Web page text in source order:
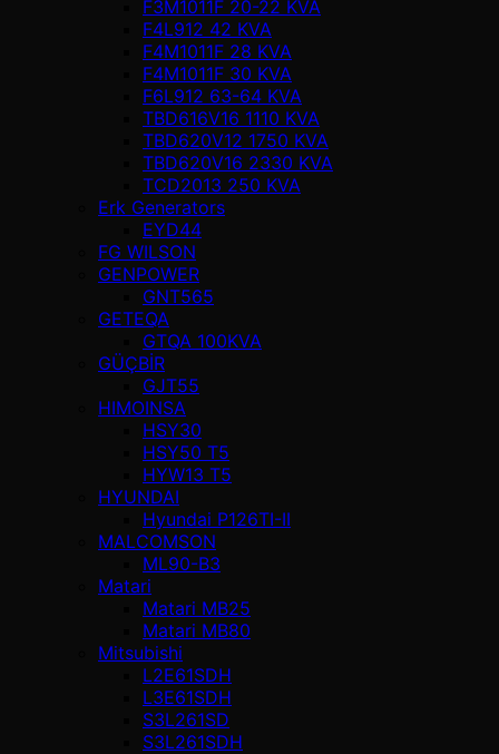
F3M1011F 20-22 KVA
F4L912 42 KVA
F4M1011F 28 KVA
F4M1011F 30 KVA
F6L912 63-64 KVA
TBD616V16 1110 KVA
TBD620V12 1750 KVA
TBD620V16 2330 KVA
TCD2013 250 KVA
Erk Generators
EYD44
FG WILSON
GENPOWER
GNT565
GETEQA
GTQA 100KVA
GÜÇBİR
GJT55
HIMOINSA
HSY30
HSY50 T5
HYW13 T5
HYUNDAI
Hyundai P126TI-II
MALCOMSON
ML90-B3
Matari
Matari MB25
Matari MB80
Mitsubishi
L2E61SDH
L3E61SDH
S3L261SD
S3L261SDH